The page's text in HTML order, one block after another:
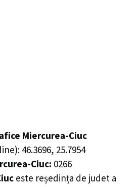
Miercurea-Ciuc
46.3696, 25.7954
Ciuc: 0266
este reședința de judet a